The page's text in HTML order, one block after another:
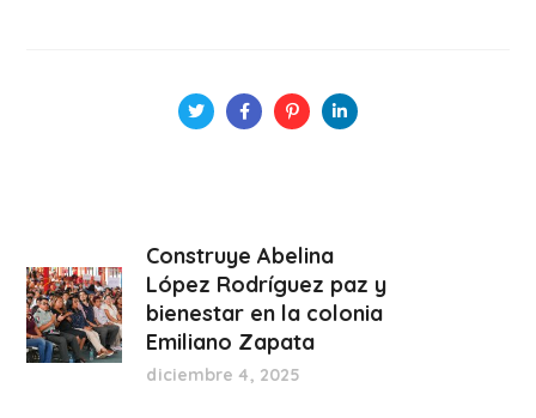
Construye Abelina
López Rodríguez paz y
bienestar en la colonia
Emiliano Zapata
diciembre 4, 2025